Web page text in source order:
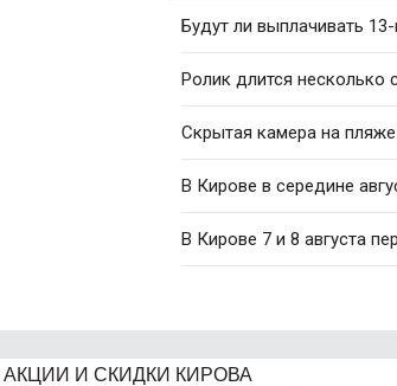
Будут ли выплачивать
Ролик длится несколько
Скрытая камера на
В Кирове в середине
В Кирове 7 и 8 августа
АКЦИИ И СКИДКИ КИРОВА